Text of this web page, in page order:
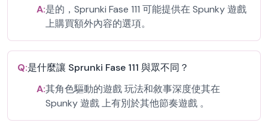
A:是的，Sprunki Fase 111 可能提供在 Spunky 遊戲
上購買額外內容的選項。
Q:是什麼讓 Sprunki Fase 111 與眾不同？
A:其角色驅動的遊戲 玩法和敘事深度使其在
Spunky 遊戲 上有別於其他節奏遊戲 。